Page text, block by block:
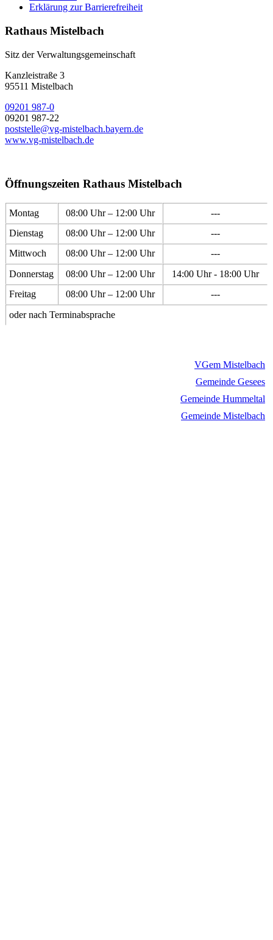
Erklärung zur Barrierefreiheit
Rathaus Mistelbach
Sitz der Verwaltungsgemeinschaft
Kanzleistraße 3
95511 Mistelbach
09201 987-0
09201 987-22
poststelle@vg-mistelbach.bayern.de
www.vg-mistelbach.de
Öffnungszeiten Rathaus Mistelbach
Montag 08:00 Uhr – 12:00 Uhr
---
Dienstag
08:00 Uhr – 12:00 Uhr
---
Mittwoch
08:00 Uhr – 12:00 Uhr
---
Donnerstag
08:00 Uhr – 12:00 Uhr
14:00 Uhr - 18:00 Uhr
Freitag
08:00 Uhr – 12:00 Uhr
---
oder nach Terminabsprache
VGem Mistelbach
Gemeinde Gesees
Gemeinde Hummeltal
Gemeinde Mistelbach